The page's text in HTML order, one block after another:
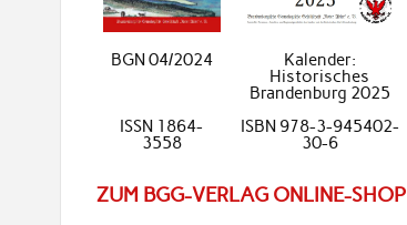
BGN 04/2024
Kalender:
Historisches
Brandenburg 2025
ISSN 1864-
3558
ISBN 978-3-945402-
30-6
ZUM BGG-VERLAG ONLINE-SHOP